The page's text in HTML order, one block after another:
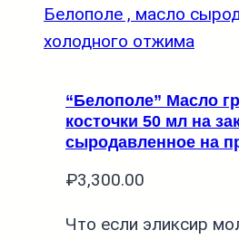
“Белополе” Масло
косточки 50 мл на
сыродавленное на
₽3,300.00
Что если эликсир